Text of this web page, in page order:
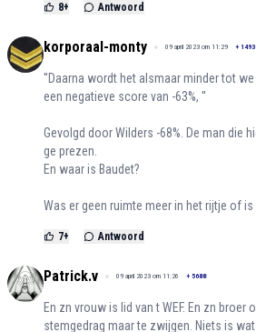
8+ Antwoord
korporaal-monty 09 april 2023 om 11:29 +
''Daarna wordt het alsmaar minder tot
een negatieve score van -63%, ''
Gevolgd door Wilders -68%. De man die
ge prezen.
En waar is Baudet?
Was er geen ruimte meer in het rijtje of
7+ Antwoord
Patrick.v 09 april 2023 om 11:26 + 5688
En zn vrouw is lid van t WEF. En zn broer
stemgedrag maar te zwijgen. Niets is